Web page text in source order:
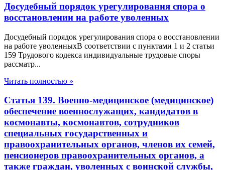
Досудебный порядок урегулирования спора о
восстановлении на работе уволенных
Досудебный порядок урегулирования спора о восстановлении
на работе уволенныхВ соответствии с пунктами 1 и 2 статьи
159 Трудового кодекса индивидуальные трудовые споры
рассматр...
Читать полностью »
Статья 139. Военно-медицинское (медицинское)
обеспечение военнослужащих, кандидатов в
космонавты, космонавтов, сотрудников
специальных государственных и
правоохранительных органов, членов их семей,
пенсионеров правоохранительных органов, а
также граждан, уволенных с воинской службы,